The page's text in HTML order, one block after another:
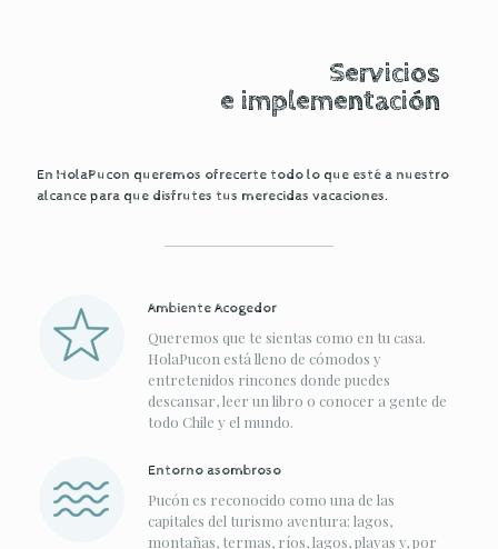
Servicios
e implementación
En HolaPucon queremos ofrecerte todo lo que esté a nuestro
alcance para que disfrutes tus merecidas vacaciones.
Ambiente Acogedor
Queremos que te sientas como en tu casa.
HolaPucon está lleno de cómodos y
entretenidos rincones donde puedes
descansar, leer un libro o conocer a gente de
todo Chile y el mundo.
Entorno asombroso
Pucón es reconocido como una de las
capitales del turismo aventura: lagos,
montañas, termas, ríos, lagos, playas y, por